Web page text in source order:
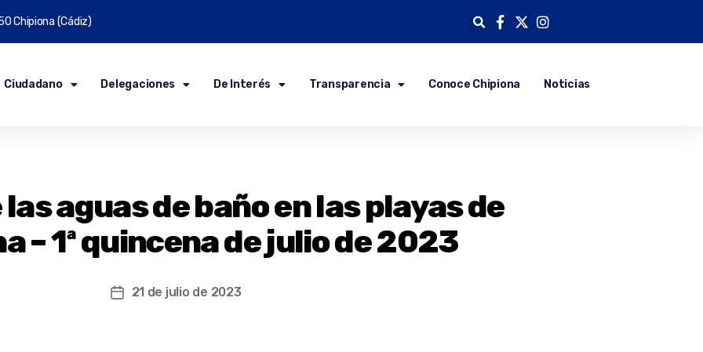
Chipiona (Cádiz)
Ciudadano Delegaciones De Interés Transparencia Conoce Chipiona Noticias
aguas de baño en las playas de
– 1ª quincena de julio de 2023
21 de julio de 2023